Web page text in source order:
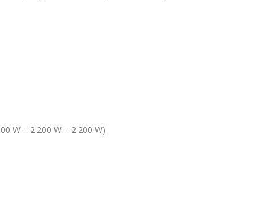
W – 2.200 W – 2.200 W)